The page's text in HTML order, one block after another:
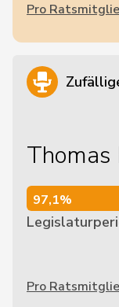
Pro
Thomas
97,1%
97,1%
Pro